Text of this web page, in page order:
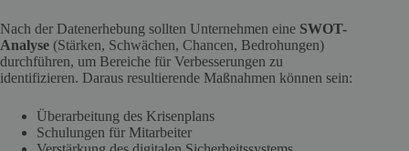
Nach der Datenerhebung sollten Unternehmen eine SWOT-
Analyse (Stärken, Schwächen, Chancen, Bedrohungen)
durchführen, um Bereiche für Verbesserungen zu
identifizieren. Daraus resultierende Maßnahmen können sein:
Überarbeitung des Krisenplans
Schulungen für Mitarbeiter